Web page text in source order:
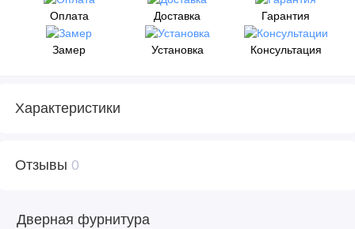
Оплата Доставка Гарантия
Замер Установка Консультация
Характеристики
Отзывы 0
Дверная фурнитура